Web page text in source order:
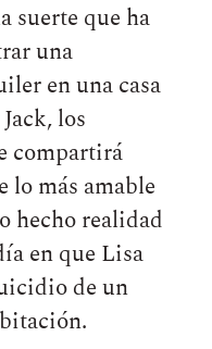
suerte que ha
una
en una casa
los
compartirá
lo más amable
hecho realidad
en que Lisa
de un